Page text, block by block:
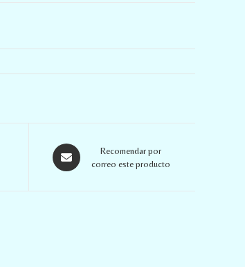
Recomendar por
correo este producto